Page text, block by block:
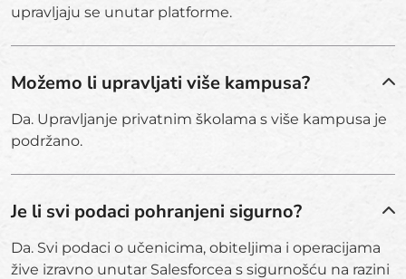
upravljaju se unutar platforme.
Možemo li upravljati više kampusa?
Da. Upravljanje privatnim školama s više kampusa je
podržano.
Je li svi podaci pohranjeni sigurno?
Da. Svi podaci o učenicima, obiteljima i operacijama
žive izravno unutar Salesforcea s sigurnošću na razini